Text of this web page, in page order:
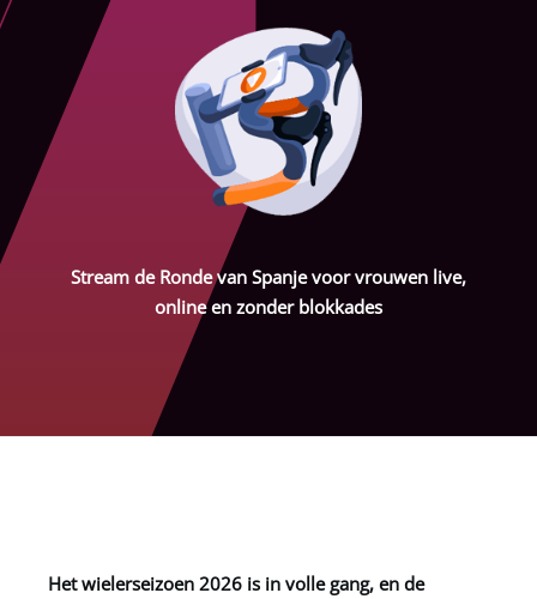
Stream de Ronde van Spanje voor vrouwen live,
online en zonder blokkades
Het wielerseizoen 2026 is in volle gang, en de